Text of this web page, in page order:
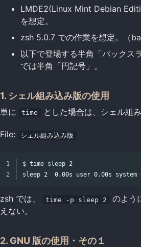
LMDE2(Linux Mint Debian
を想定。
zsh 5.0.7 での作業を想定。（
以下で登場する半角「バックス
では半角「円記号」。
1. シェル組み込み版の使用
単に time とした場合は、シェル組
File: シェル組み込み版
1
$ time sleep 2
zsh では、 time -p sleep 2 のよう
えない。
2. GNU 版の使用・その１